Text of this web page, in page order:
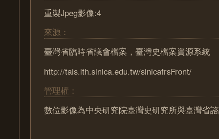
重製Jpeg影像:4
來源：
臺灣省臨時省議會檔案，臺灣史檔案資源系統
http://tais.ith.sinica.edu.tw/sinicafrsFront/
管理權：
數位影像為中央研究院臺灣史研究所與臺灣省